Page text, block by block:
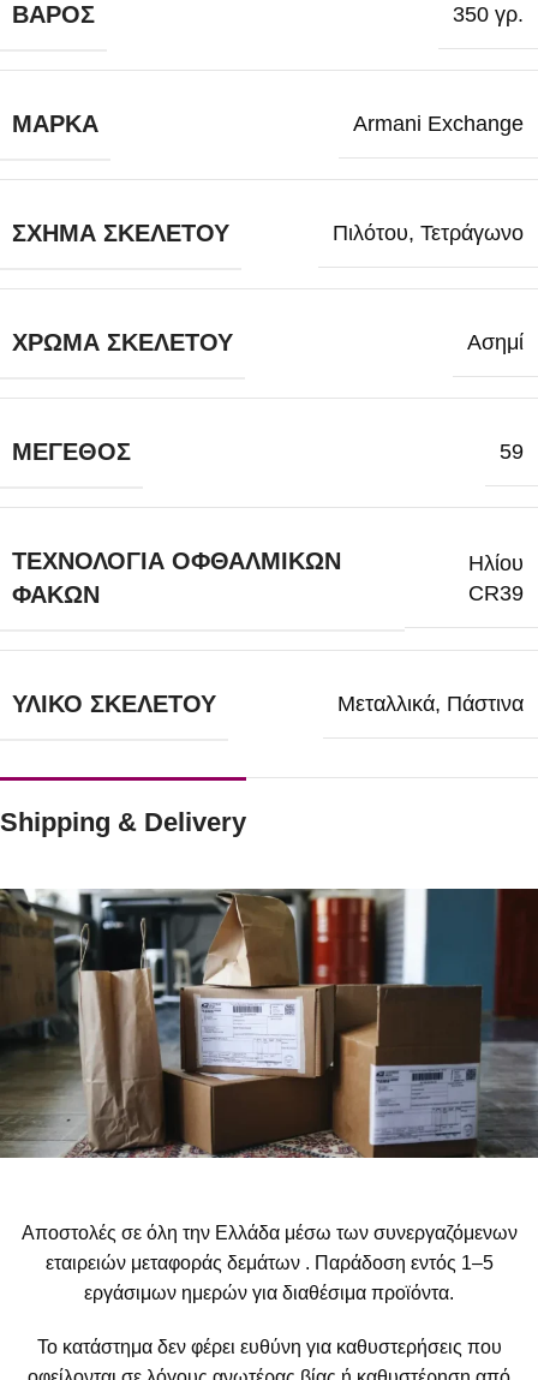
ΒΆΡΟΣ 350 γρ.
ΜΆΡΚΑ Armani Exchange
ΣΧΉΜΑ ΣΚΕΛΕΤΟΎ Πιλότου, Τετράγωνο
ΧΡΏΜΑ ΣΚΕΛΕΤΟΎ Ασημί
ΜΈΓΕΘΟΣ 59
ΤΕΧΝΟΛΟΓΊΑ ΟΦΘΑΛΜΙΚΏΝ
ΦΑΚΏΝ
Ηλίου
CR39
ΥΛΙΚΌ ΣΚΕΛΕΤΟΎ Μεταλλικά, Πάστινα
Shipping & Delivery
Αποστολές σε όλη την Ελλάδα μέσω των συνεργαζόμενων
εταιρειών μεταφοράς δεμάτων . Παράδοση εντός 1–5
εργάσιμων ημερών για διαθέσιμα προϊόντα.
Το κατάστημα δεν φέρει ευθύνη για καθυστερήσεις που